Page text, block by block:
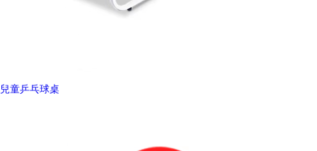
兒童乒乓球桌